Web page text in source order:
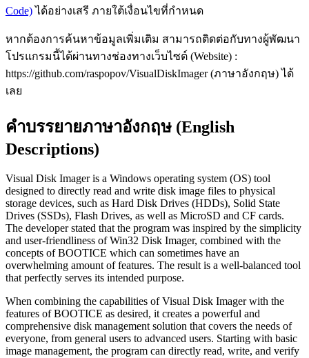
Code)ได้อย่างเสรี ภายใต้เงื่อนไขที่กำหนด
หากต้องการค้นหาข้อมูลเพิ่มเติม สามารถติดต่อกับทางผู้พัฒนา
โปรแกรมนี้ได้ผ่านทางช่องทางเว็บไซต์ (Website) :
https://github.com/raspopov/VisualDiskImager (ภาษาอังกฤษ) ได้
เลย
คำบรรยายภาษาอังกฤษ (English
Descriptions)
Visual Disk Imager is a Windows operating system (OS) tool
designed to directly read and write disk image files to physical
storage devices, such as Hard Disk Drives (HDDs), Solid State
Drives (SSDs), Flash Drives, as well as MicroSD and CF cards.
The developer stated that the program was inspired by the simplicity
and user-friendliness of Win32 Disk Imager, combined with the
concepts of BOOTICE which can sometimes have an
overwhelming amount of features. The result is a well-balanced tool
that perfectly serves its intended purpose.
When combining the capabilities of Visual Disk Imager with the
features of BOOTICE as desired, it creates a powerful and
comprehensive disk management solution that covers the needs of
everyone, from general users to advanced users. Starting with basic
image management, the program can directly read, write, and verify